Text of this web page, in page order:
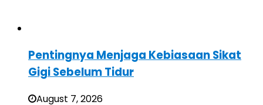
Pentingnya Menjaga Kebiasaan Sikat
Gigi Sebelum Tidur
August 7, 2026